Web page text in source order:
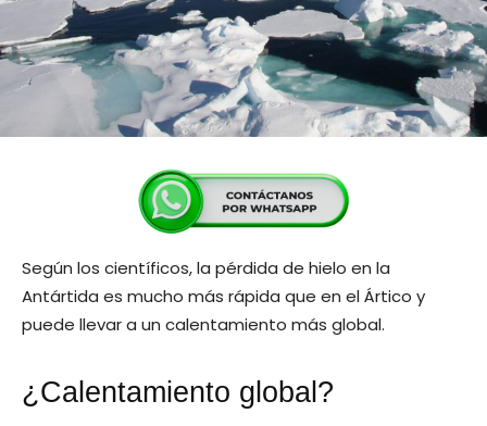
Según los científicos, la pérdida de hielo en la
Antártida es mucho más rápida que en el Ártico y
puede llevar a un calentamiento más global.
¿Calentamiento global?